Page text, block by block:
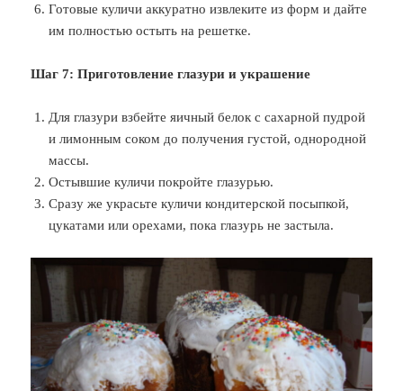
Готовые куличи аккуратно извлеките из форм и дайте
им полностью остыть на решетке.
Шаг 7: Приготовление глазури и украшение
Для глазури взбейте яичный белок с сахарной пудрой
и лимонным соком до получения густой, однородной
массы.
Остывшие куличи покройте глазурью.
Сразу же украсьте куличи кондитерской посыпкой,
цукатами или орехами, пока глазурь не застыла.